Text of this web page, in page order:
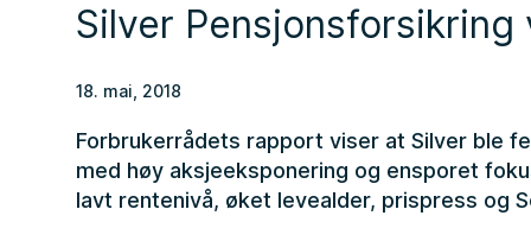
Silver
18. mai, 2018
Forbrukerrådets rapport viser at Silver ble
med høy aksjeeksponering og ensporet
lavt rentenivå, øket levealder, prispress og